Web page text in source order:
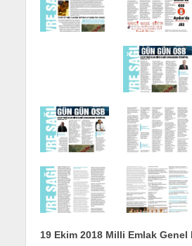
19 Ekim 2018 Milli Emlak